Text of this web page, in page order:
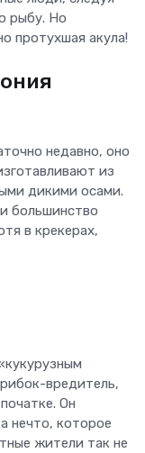
рыбу. Но
протухшая акула!
недавно, оно
из
дикими осами.
большинство
в крекерах,
вредитель,
Он
нечто, которое
жители так не